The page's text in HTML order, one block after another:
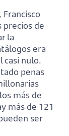
precios de
la
era
casi nulo.
penas
más de
más de 121
ser